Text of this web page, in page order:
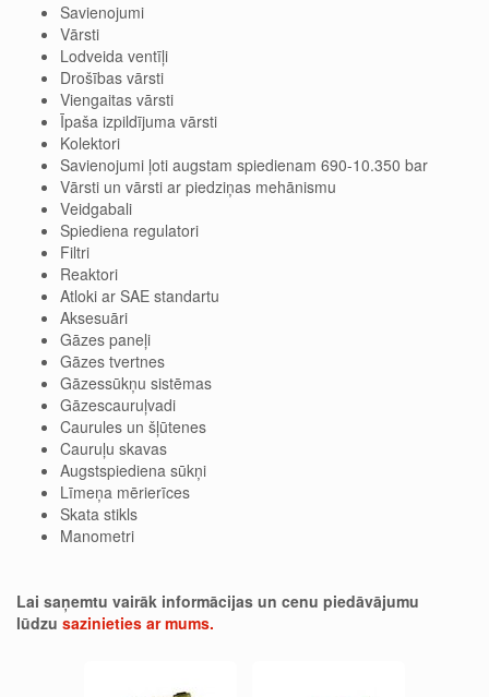
Savienojumi
Vārsti
Lodveida ventīļi
Drošības vārsti
Viengaitas vārsti
Īpaša izpildījuma vārsti
Kolektori
Savienojumi ļoti augstam spiedienam 690-10.350 bar
Vārsti un vārsti ar piedziņas mehānismu
Veidgabali
Spiediena regulatori
Filtri
Reaktori
Atloki ar SAE standartu
Aksesuāri
Gāzes paneļi
Gāzes tvertnes
Gāzessūkņu sistēmas
Gāzescauruļvadi
Caurules un šļūtenes
Cauruļu skavas
Augstspiediena sūkņi
Līmeņa mērierīces
Skata stikls
Manometri
Lai saņemtu vairāk informācijas un cenu piedāvājumu
lūdzu sazinieties ar mums.